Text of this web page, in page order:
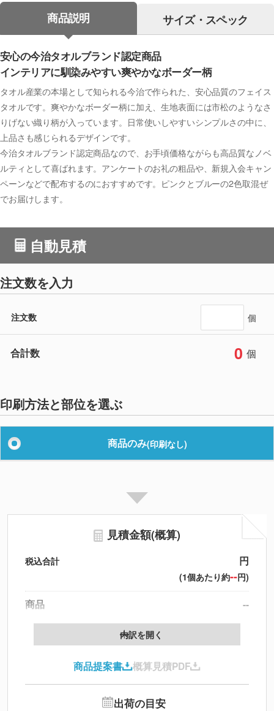
商品説明 サイズ・スペック
安心の今治タオルブランド認定商品
インテリアに馴染みやすい爽やかなボーダー柄
タオル産業の本場として知られる今治で作られた、安心品質のフェイス
タオルです。爽やかなボーダー柄に加え、生地表面には市松のようなさ
りげない織り柄が入っています。日常使いしやすいシンプルさの中に、
上品さも感じられるデザインです。
今治タオルブランド認定商品なので、お手頃価格ながらも高品質なノベ
ルティとして喜ばれます。アンケートのお礼の粗品や、新規入会キャン
ペーンなどで配布するのにおすすめです。ピンクとブルーの2色取混ぜ
でお届けします。
自動見積
注文数を入力
注文数 個
合計数 0 個
印刷方法と部位を選ぶ
商品のみ(印刷なし)
見積金額(概算)
税込合計 円
(1個あたり約--円)
商品
--
送料
※北海道・沖縄・離島 別途
※上記小計は税別です
内訳を開く
商品提案書 概算見積PDF
出荷の目安